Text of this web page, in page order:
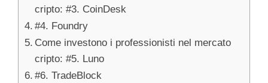
cripto: #3. CoinDesk
#4. Foundry
Come investono i professionisti nel mercato
cripto: #5. Luno
#6. TradeBlock